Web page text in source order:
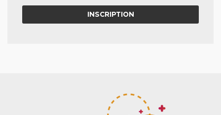
INSCRIPTION